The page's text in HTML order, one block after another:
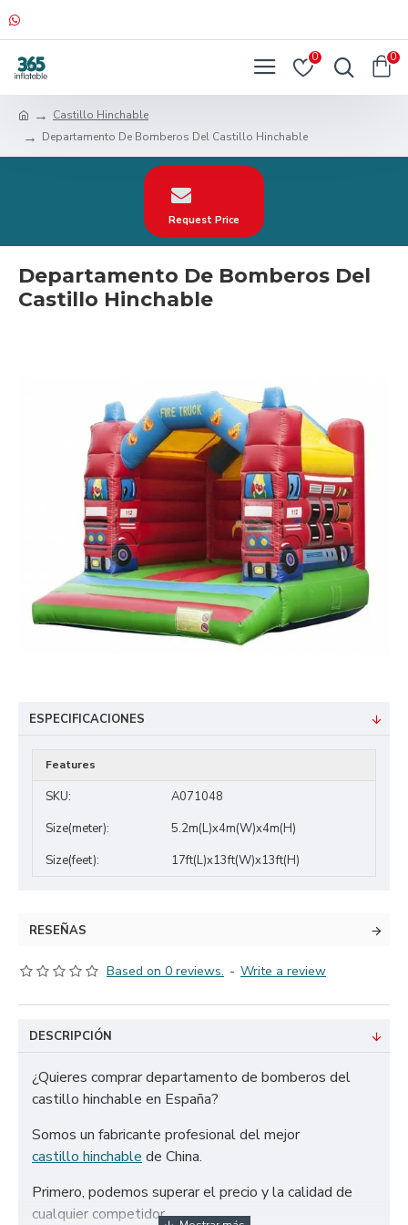
0 0
Castillo Hinchable
Departamento De Bomberos Del Castillo Hinchable
Request Price
Departamento De Bomberos Del
Castillo Hinchable
ESPECIFICACIONES
Features
SKU:
A071048
Size(meter):
5.2m(L)x4m(W)x4m(H)
Size(feet):
17ft(L)x13ft(W)x13ft(H)
RESEÑAS
Based on 0 reviews. - Write a review
DESCRIPCIÓN
¿Quieres comprar departamento de bomberos del
castillo hinchable en España?
Somos un fabricante profesional del mejor
castillo hinchable de China.
Primero, podemos superar el precio y la calidad de
cualquier competidor.